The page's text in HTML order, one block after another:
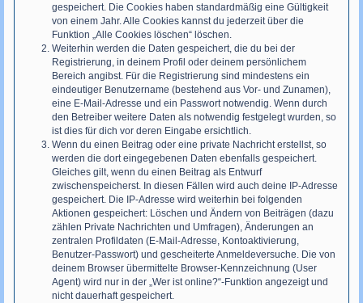
gespeichert. Die Cookies haben standardmäßig eine Gültigkeit
von einem Jahr. Alle Cookies kannst du jederzeit über die
Funktion „Alle Cookies löschen“ löschen.
Weiterhin werden die Daten gespeichert, die du bei der
Registrierung, in deinem Profil oder deinem persönlichem
Bereich angibst. Für die Registrierung sind mindestens ein
eindeutiger Benutzername (bestehend aus Vor- und Zunamen),
eine E-Mail-Adresse und ein Passwort notwendig. Wenn durch
den Betreiber weitere Daten als notwendig festgelegt wurden, so
ist dies für dich vor deren Eingabe ersichtlich.
Wenn du einen Beitrag oder eine private Nachricht erstellst, so
werden die dort eingegebenen Daten ebenfalls gespeichert.
Gleiches gilt, wenn du einen Beitrag als Entwurf
zwischenspeicherst. In diesen Fällen wird auch deine IP-Adresse
gespeichert. Die IP-Adresse wird weiterhin bei folgenden
Aktionen gespeichert: Löschen und Ändern von Beiträgen (dazu
zählen Private Nachrichten und Umfragen), Änderungen an
zentralen Profildaten (E-Mail-Adresse, Kontoaktivierung,
Benutzer-Passwort) und gescheiterte Anmeldeversuche. Die von
deinem Browser übermittelte Browser-Kennzeichnung (User
Agent) wird nur in der „Wer ist online?“-Funktion angezeigt und
nicht dauerhaft gespeichert.